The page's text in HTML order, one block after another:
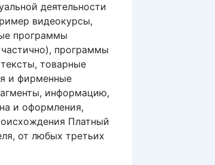
деятельности
видеокурсы,
программы
программы
товарные
и фирменные
информацию,
и оформления,
Платный
от любых третьих